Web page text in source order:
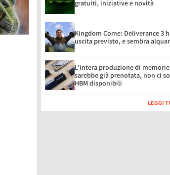
gratuiti, iniziative e novità
Kingdom Come: Deliverance 3
uscita previsto, e sembra
L'intera produzione di memorie
sarebbe già prenotata, non ci
HBM disponibili
LEGGI